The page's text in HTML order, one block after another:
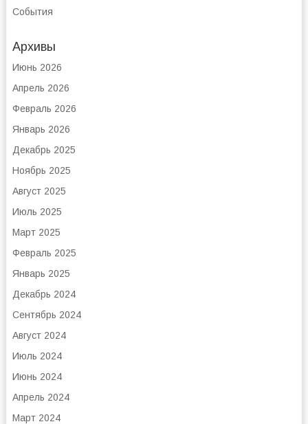
События
Архивы
Июнь 2026
Апрель 2026
Февраль 2026
Январь 2026
Декабрь 2025
Ноябрь 2025
Август 2025
Июль 2025
Март 2025
Февраль 2025
Январь 2025
Декабрь 2024
Сентябрь 2024
Август 2024
Июль 2024
Июнь 2024
Апрель 2024
Март 2024